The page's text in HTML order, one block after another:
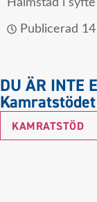
Halmstad i
Publicerad
DU ÄR INTE
KAMRATSTÖD